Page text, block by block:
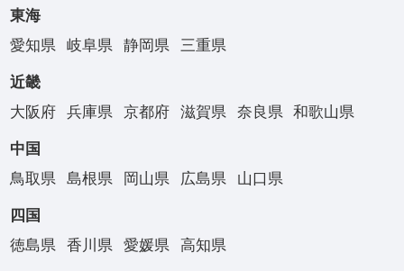
東海
愛知県
岐阜県 静岡県 三重県
近畿
大阪府
兵庫県 京都府 滋賀県 奈良県 和歌山県
中国
鳥取県
島根県 岡山県 広島県 山口県
四国
徳島県
香川県 愛媛県 高知県